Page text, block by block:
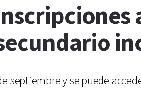
septiembre y se puede